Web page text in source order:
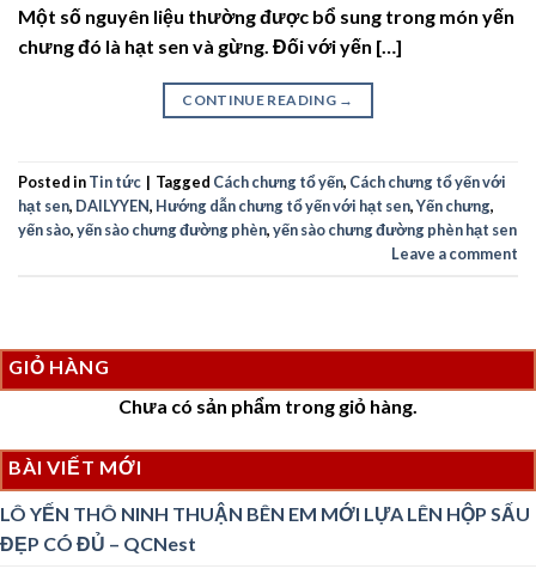
Một số nguyên liệu thường được bổ sung trong món yến
chưng đó là hạt sen và gừng. Đối với yến […]
CONTINUE READING →
Posted inTin tức | Tagged Cách chưng tổ yến, Cách chưng tổ yến với
hạt sen, DAILYYEN, Hướng dẫn chưng tổ yến với hạt sen,Yến chưng,
yến sào,yến sào chưng đường phèn,yến sào chưng đường phèn hạt sen
Leave a comment
GIỎ HÀNG
Chưa có sản phẩm trong giỏ hàng.
BÀI VIẾT MỚI
LÔ YẾN THÔ NINH THUẬN BÊN EM MỚI LỰA LÊN HỘP SẤU
ĐẸP CÓ ĐỦ – QCNest